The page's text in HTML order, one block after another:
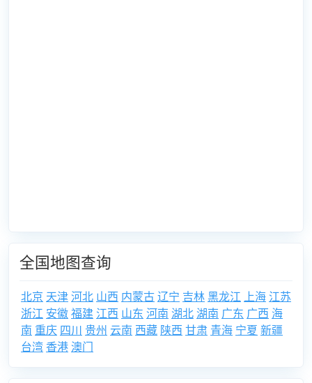
全国地图查询
北京 天津河北 山西 内蒙古辽宁 吉林黑龙江 上海 江苏
浙江 安徽福建 江西 山东 河南 湖北湖南 广东 广西 海
南 重庆 四川 贵州 云南 西藏 陕西 甘肃 青海 宁夏 新疆
台湾 香港 澳门